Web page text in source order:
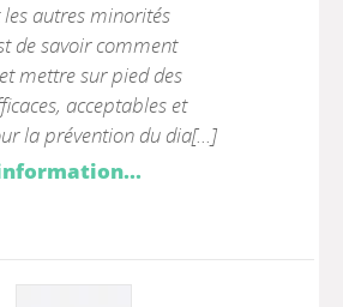
autres minorités
de savoir comment
mettre sur pied des
acceptables et
la prévention du dia[...]